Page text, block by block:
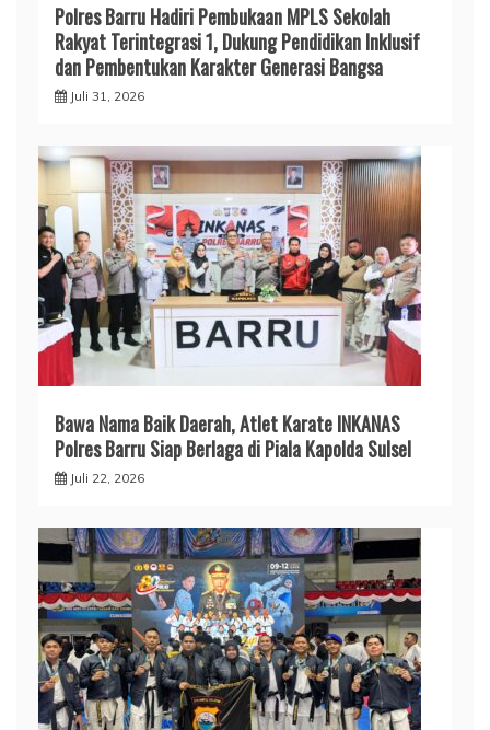
Polres Barru Hadiri Pembukaan MPLS Sekolah
Rakyat Terintegrasi 1, Dukung Pendidikan Inklusif
dan Pembentukan Karakter Generasi Bangsa
Juli 31, 2026
​Bawa Nama Baik Daerah, Atlet Karate INKANAS
Polres Barru Siap Berlaga di Piala Kapolda Sulsel
Juli 22, 2026